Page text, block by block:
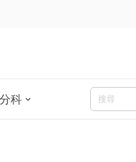
科
Search for: